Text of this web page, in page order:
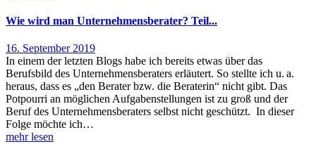
Wie wird man Unternehmensberater? Teil...
16. September 2019
In einem der letzten Blogs habe ich bereits etwas über das
Berufsbild des Unternehmensberaters erläutert. So stellte ich u. a.
heraus, dass es „den Berater bzw. die Beraterin“ nicht gibt. Das
Potpourri an möglichen Aufgabenstellungen ist zu groß und der
Beruf des Unternehmensberaters selbst nicht geschützt. In dieser
Folge möchte ich…
mehr lesen